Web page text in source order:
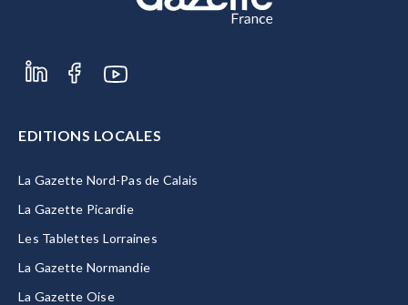
EDITIONS LOCALES
La Gazette Nord-Pas de Calais
La Gazette Picardie
Les Tablettes Lorraines
La Gazette Normandie
La Gazette Oise